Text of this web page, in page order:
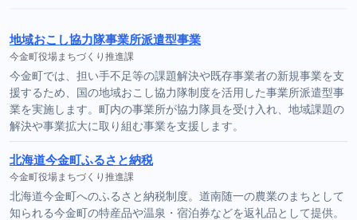
地域おこし協力隊事業所派遣型事業
今金町役場まちづくり推進課
今金町では、担い手不足等の課題解決や既存事業者の新規事業を支
援するため、国の地域おこし協力隊制度を活用した事業所派遣型事
業を実施します。町内の事業所が協力隊員を受け入れ、地域課題の
解決や事業拡大に取り組む事業を支援します。
北海道今金町ふるさと納税
今金町役場まちづくり推進課
北海道今金町へのふるさと納税制度。道南随一の農業のまちとして
知られる今金町の特産品や温泉・宿泊券などを返礼品として提供。